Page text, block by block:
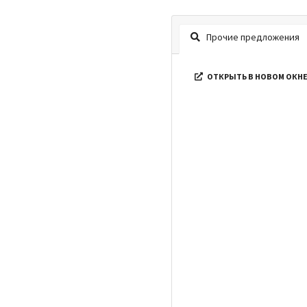
Прочие предложения
ОТКРЫТЬ В НОВОМ